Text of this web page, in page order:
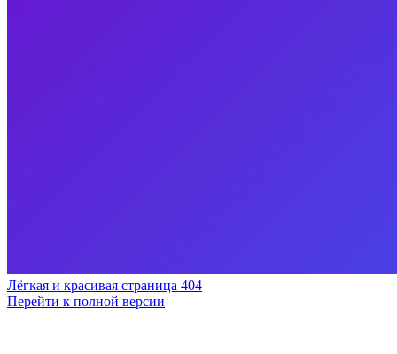
Лёгкая и красивая страница 404
Перейти к полной версии